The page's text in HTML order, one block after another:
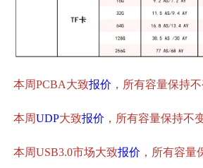
本周PCBA大致报价 ，所有容量保持不
本周UDP大致报价 ，所有容量保持不变
本周USB3.0市场大致报价 ，所有容量